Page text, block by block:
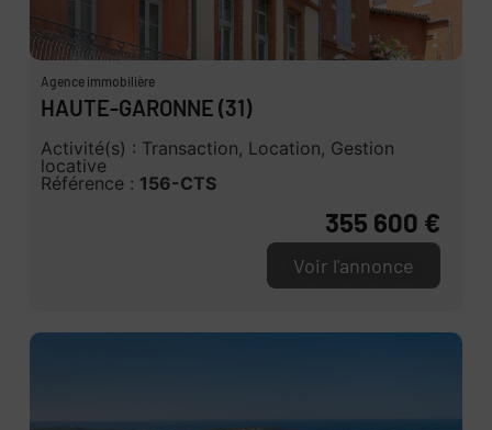
Agence immobilière
HAUTE-GARONNE (31)
Activité(s) : Transaction, Location, Gestion
locative
Référence : 156-CTS
355 600 €
Voir l'annonce